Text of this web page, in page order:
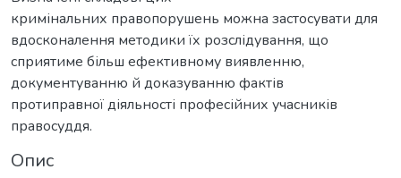
кримінальних правопорушень можна застосувати для
вдосконалення методики їх розслідування, що
сприятиме більш ефективному виявленню,
документуванню й доказуванню фактів
протиправної діяльності професійних учасників
правосуддя.
Опис